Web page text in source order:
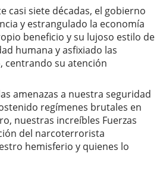
casi siete décadas, el gobierno
y estrangulado la economía
beneficio y su lujoso estilo de
humana y asfixiado las
centrando su atención
amenazas a nuestra seguridad
regímenes brutales en
nuestras increíbles Fuerzas
del narcoterrorista
hemisferio y quienes lo